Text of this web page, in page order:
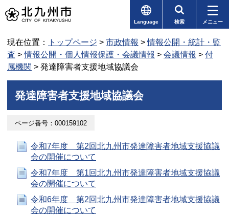
Language 検索 メニュー
現在位置： トップページ > 市政情報 >情報公開・統計・監
査 >情報公開・個人情報保護・会議情報 > 会議情報 > 付
属機関 > 発達障害者支援地域協議会
発達障害者支援地域協議会
ページ番号：000159102
令和7年度 第2回北九州市発達障害者地域支援協議
会の開催について
令和7年度 第1回北九州市発達障害者地域支援協議
会の開催について
令和6年度 第2回北九州市発達障害者地域支援協議
会の開催について